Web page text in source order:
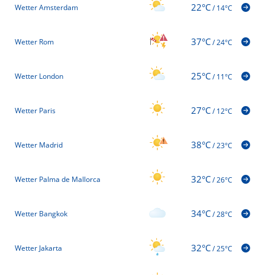
Wetter Amsterdam 22°C/14°C
Wetter Rom 37°C/24°C
Wetter London 25°C/11°C
Wetter Paris 27°C/12°C
Wetter Madrid 38°C/23°C
Wetter Palma de Mallorca 32°C/26°C
Wetter Bangkok 34°C/28°C
Wetter Jakarta 32°C/25°C